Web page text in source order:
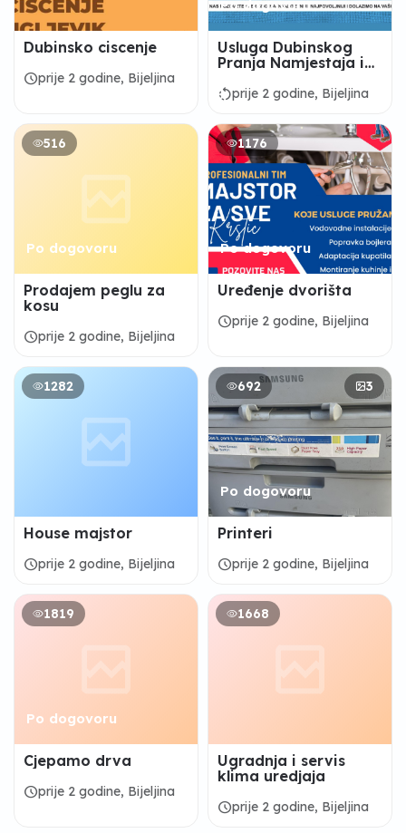
Dubinsko ciscenje
scheduleprije 2 godine, Bijeljina
Po dogovoru
Usluga Dubinskog
Pranja Namjestaja i
rotate_leftprije 2 godine, Bijeljina
516
Po dogovoru
Prodajem peglu za
kosu
scheduleprije 2 godine, Bijeljina
1176
Po dogovoru
Uređenje dvorišta
scheduleprije 2 godine, Bijeljina
1282
House majstor
scheduleprije 2 godine, Bijeljina
692 3
Po dogovoru
Printeri
scheduleprije 2 godine, Bijeljina
1819
Po dogovoru
Cjepamo drva
scheduleprije 2 godine, Bijeljina
1668
Ugradnja i servis
klima uredjaja
scheduleprije 2 godine, Bijeljina